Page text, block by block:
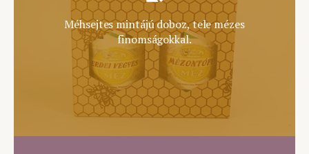
Méhsejtes mintájú doboz, tele mézes
finomságokkal.
ÉRDEKEL